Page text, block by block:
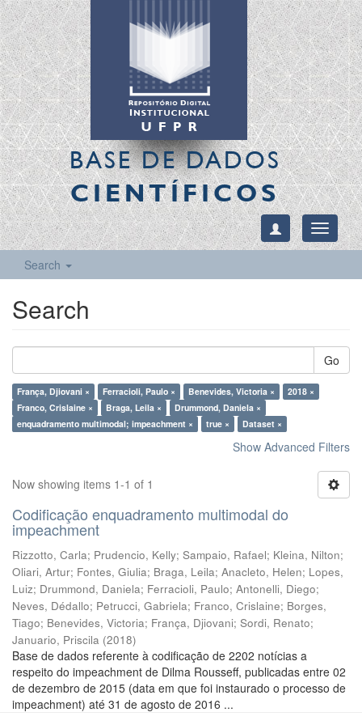
BASE DE DADOS
CIENTÍFICOS
Toggle
Search
Search
Go
França, Djiovani × Ferracioli, Paulo × Benevides, Victoria ×
2018 ×
Franco, Crislaine ×
Braga, Leila ×
Drummond, Daniela ×
enquadramento multimodal; impeachment ×
true × Dataset ×
Show Advanced Filters
Now showing items 1-1 of 1
Codificação enquadramento multimodal do
impeachment
Rizzotto, Carla; Prudencio, Kelly; Sampaio, Rafael; Kleina, Nilton;
Oliari, Artur; Fontes, Giulia; Braga, Leila; Anacleto, Helen; Lopes,
Luiz; Drummond, Daniela; Ferracioli, Paulo; Antonelli, Diego;
Neves, Dédallo; Petrucci, Gabriela; Franco, Crislaine; Borges,
Tiago; Benevides, Victoria; França, Djiovani; Sordi, Renato;
Januario, Priscila (2018)
Base de dados referente à codificação de 2202 notícias a
respeito do impeachment de Dilma Rousseff, publicadas entre 02
de dezembro de 2015 (data em que foi instaurado o processo de
impeachment) até 31 de agosto de 2016 ...